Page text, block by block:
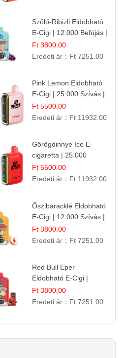
Szőlő-Ribizli Eldobható
E-Cigi | 12.000 Befújás |
Friss Gyümölcs Íz
Ft 3800.00
Eredeti ár： Ft 7251.00
Pink Lemon Eldobható
E-Cigi | 25.000 Szívás |
Rózsaszín Citrom Íz
Ft 5500.00
Eredeti ár： Ft 11932.00
Görögdinnye Ice E-
cigaretta | 25.000
Befújás | Premium E-
Liquid
Ft 5500.00
Eredeti ár： Ft 11932.00
Őszibaracklé Eldobható
E-Cigi | 12.000 Szívás |
Frissítő Barack Íz
Ft 3800.00
Eredeti ár： Ft 7251.00
Red Bull Eper
Eldobható E-Cigi |
Energiaital Íz | Készülék
Használat
Ft 3800.00
Eredeti ár： Ft 7251.00